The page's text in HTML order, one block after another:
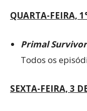
QUARTA-FEIRA,
Primal
Todos os
SEXTA-FEIRA, 3